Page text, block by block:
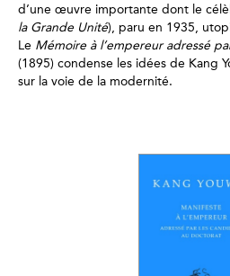
d’une œuvre importante dont le
la Grande Unité), paru en 1935,
Le Mémoire à l’empereur adressé
(1895) condense les idées de Kang
sur la voie de la modernité.